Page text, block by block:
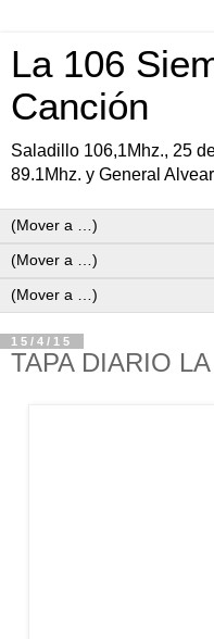
La 106
Canción
Saladillo 106,1Mhz., 25
89.1Mhz. y General
15/4/15
TAPA DIARIO